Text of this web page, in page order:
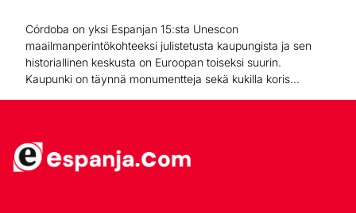
Córdoba on yksi Espanjan 15:sta Unescon
maailmanperintökohteeksi julistetusta kaupungista ja sen
historiallinen keskusta on Euroopan toiseksi suurin.
Kaupunki on täynnä monumentteja sekä kukilla koris...